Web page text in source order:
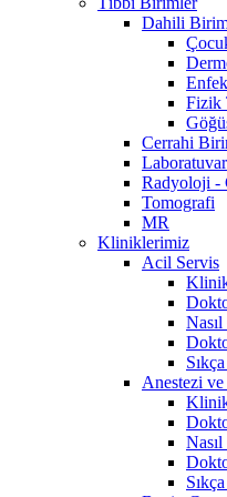
Dahili
Fizik
Cerrahi
Laboratuvar
Radyoloji -
Tomografi
MR
Kliniklerimiz
Acil Servis
Anestezi